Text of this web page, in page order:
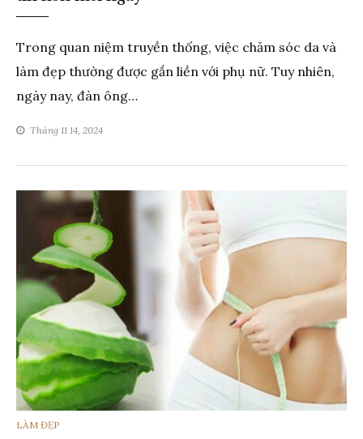
Trong quan niệm truyền thống, việc chăm sóc da và
làm đẹp thường được gắn liền với phụ nữ. Tuy nhiên,
ngày nay, đàn ông…
Tháng 11 14, 2024
THỂ
LÀM ĐẸP